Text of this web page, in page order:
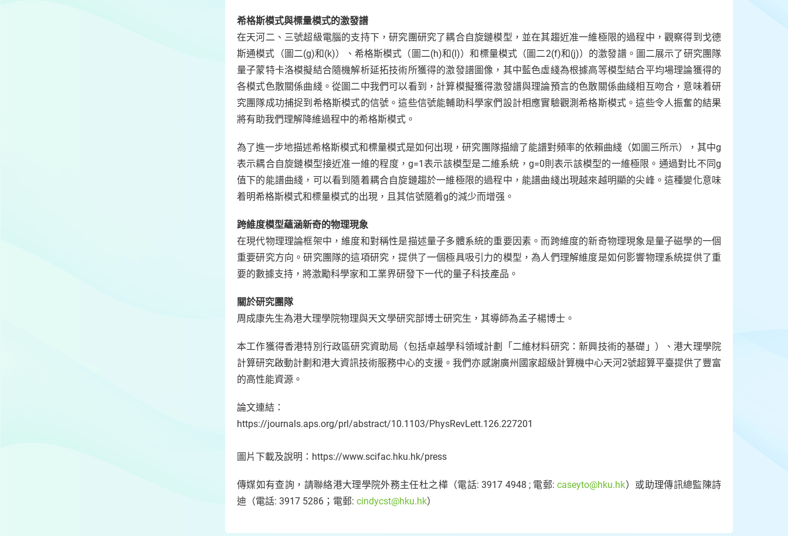
希格斯模式與標量模式的激發譜
在天河二、三號超級電腦的支持下，研究團研究了耦合自旋鏈模型，並在其趨近准一維極限的過程中，觀察得到戈德
斯通模式（圖二(g)和(k)）、希格斯模式（圖二(h)和(l)）和標量模式（圖二2(f)和(j)）的激發譜。圖二展示了研究團隊
量子蒙特卡洛模擬結合隨機解析延拓技術所獲得的激發譜圖像，其中藍色虛綫為根據高等模型結合平均場理論獲得的
各模式色散關係曲綫。從圖二中我們可以看到，計算模擬獲得激發譜與理論預言的色散關係曲綫相互吻合，意味着研
究團隊成功捕捉到希格斯模式的信號。這些信號能輔助科學家們設計相應實驗觀測希格斯模式。這些令人振奮的結果
將有助我們理解降維過程中的希格斯模式。
為了進一步地描述希格斯模式和標量模式是如何出現，研究團隊描繪了能譜對頻率的依賴曲綫（如圖三所示），其中g
表示耦合自旋鏈模型接近准一維的程度，g=1表示該模型是二維系統，g=0則表示該模型的一維極限。通過對比不同g
值下的能譜曲綫，可以看到隨着耦合自旋鏈趨於一維極限的過程中，能譜曲綫出現越來越明顯的尖峰。這種變化意味
着明希格斯模式和標量模式的出現，且其信號隨着g的減少而增强。
跨維度模型蘊涵新奇的物理現象
在現代物理理論框架中，維度和對稱性是描述量子多體系統的重要因素。而跨維度的新奇物理現象是量子磁學的一個
重要研究方向。研究團隊的這項研究，提供了一個極具吸引力的模型，為人們理解維度是如何影響物理系統提供了重
要的數據支持，將激勵科學家和工業界研發下一代的量子科技產品。
關於研究團隊
周成康先生為港大理學院物理與天文學研究部博士研究生，其導師為孟子楊博士。
本工作獲得香港特別行政區研究資助局（包括卓越學科領域計劃「二維材料研究：新興技術的基礎」）、港大理學院
計算研究啟動計劃和港大資訊技術服務中心的支援。我們亦感謝廣州國家超級計算機中心天河2號超算平臺提供了豐富
的高性能資源。
論文連結：
https://journals.aps.org/prl/abstract/10.1103/PhysRevLett.126.227201
圖片下載及說明：https://www.scifac.hku.hk/press
傳媒如有查詢，請聯絡港大理學院外務主任杜之樺（電話: 3917 4948 ; 電郵:caseyto@hku.hk）或助理傳訊總監陳詩
迪（電話: 3917 5286；電郵: cindycst@hku.hk）